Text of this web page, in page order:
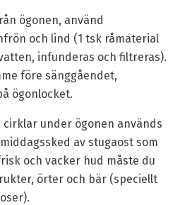
ögonen, använd
och lind (1 tsk råmaterial
infunderas och filtreras).
före sänggåendet,
ögonlocket.
cirklar under ögonen används
av stugaost som
och vacker hud måste du
örter och bär (speciellt